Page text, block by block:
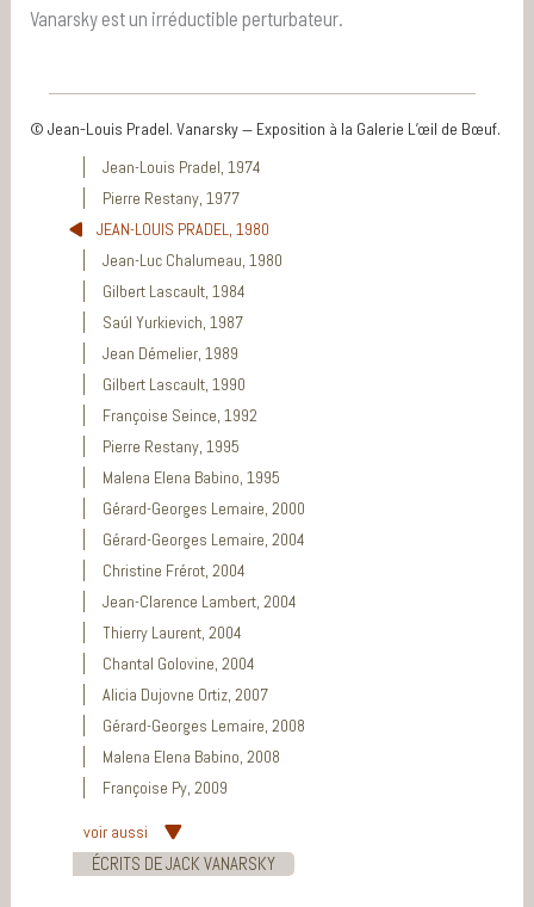
Vanarsky est un irréductible perturbateur.
© Jean-Louis Pradel. Vanarsky — Exposition à la Galerie L’œil de Bœuf.
Jean-Louis Pradel, 1974
Pierre Restany, 1977
JEAN-LOUIS PRADEL, 1980
Jean-Luc Chalumeau, 1980
Gilbert Lascault, 1984
Saúl Yurkievich, 1987
Jean Démelier, 1989
Gilbert Lascault, 1990
Françoise Seince, 1992
Pierre Restany, 1995
Malena Elena Babino, 1995
Gérard-Georges Lemaire, 2000
Gérard-Georges Lemaire, 2004
Christine Frérot, 2004
Jean-Clarence Lambert, 2004
Thierry Laurent, 2004
Chantal Golovine, 2004
Alicia Dujovne Ortiz, 2007
Gérard-Georges Lemaire, 2008
Malena Elena Babino, 2008
Françoise Py, 2009
voir aussi
ÉCRITS DE JACK VANARSKY